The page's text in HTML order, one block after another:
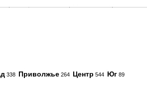
338 Приволжье 264 Центр 544 Юг 89